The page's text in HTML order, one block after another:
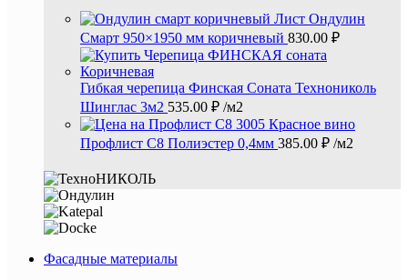
Лист Ондулин
Смарт 950×1950 мм коричневый 830.00 ₽
Гибкая черепица Финская Соната Технониколь
Шинглас 3м2 535.00 ₽ /м2
Профлист С8 Полиэстер 0,4мм 385.00 ₽ /м2
Фасадные материалы